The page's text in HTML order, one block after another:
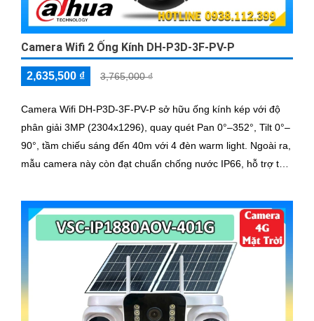
Camera Wifi 2 Ống Kính DH-P3D-3F-PV-P
2,635,500 ₫ 3,765,000 ₫
Camera Wifi DH-P3D-3F-PV-P sở hữu ống kính kép với độ
phân giải 3MP (2304x1296), quay quét Pan 0°–352°, Tilt 0°–
90°, tầm chiếu sáng đến 40m với 4 đèn warm light. Ngoài ra,
mẫu camera này còn đạt chuẩn chống nước IP66, hỗ trợ thẻ